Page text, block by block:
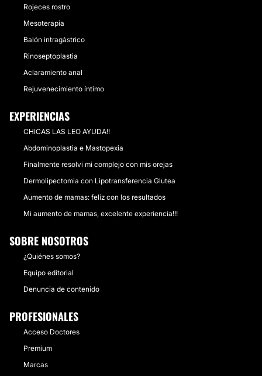
Rojeces rostro
Mesoterapia
Balón intragástrico
Rinoseptoplastia
Aclaramiento anal
Rejuvenecimiento íntimo
EXPERIENCIAS
CHICAS LAS LEO AYUDA!!
Abdominoplastia e Mastopexia
Finalmente resolvi mi complejo con mis orejas
Dermolipectomia con Lipotransferencia Glutea
Aumento de mamas: feliz con los resultados
Mi aumento de mamas, excelente experiencia!!!
SOBRE NOSOTROS
¿Quiénes somos?
Equipo editorial
Denuncia de contenido
PROFESIONALES
Acceso Doctores
Premium
Marcas